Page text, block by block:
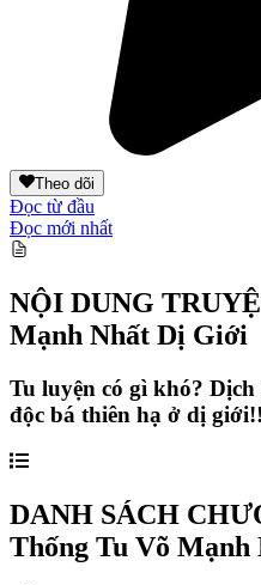
Theo dõi
Đọc từ đầu
Đọc mới nhất
NỘI DUNG
Mạnh Nhất Dị Giới
Tu luyện có gì khó?
độc bá thiên hạ ở dị
DANH SÁCH
Thống Tu Võ